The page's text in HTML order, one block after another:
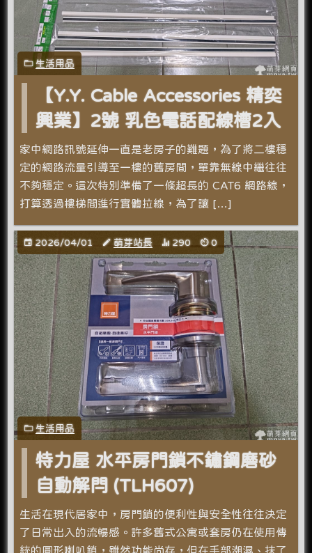
生活用品
【Y.Y. Cable Accessories 精奕
興業】2號 乳色電話配線槽2入
家中網路訊號延伸一直是老房子的難題，為了將二樓穩
定的網路流量引導至一樓的舊房間，單靠無線中繼往往
不夠穩定。這次特別準備了一條超長的 CAT6 網路線，
打算透過樓梯間進行實體拉線，為了讓 […]
2026/04/01 萌芽站長 290 0
生活用品
特力屋 水平房門鎖不鏽鋼磨砂
自動解閂 (TLH607)
生活在現代居家中，房門鎖的便利性與安全性往往決定
了日常出入的流暢感。許多舊式公寓或套房仍在使用傳
統的圓形喇叭鎖，雖然功能尚存，但在手部潮濕、抹了